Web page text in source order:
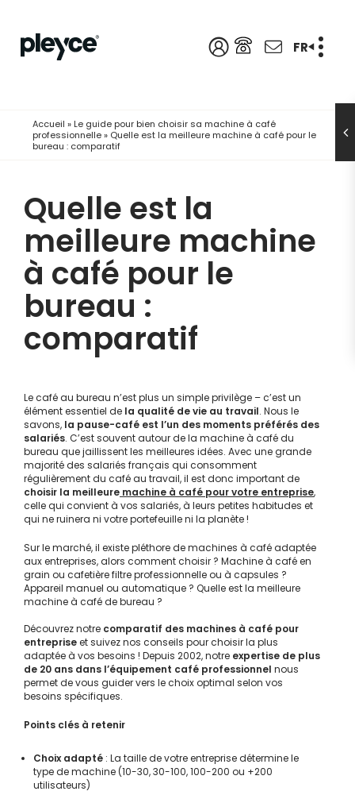
FR
Accueil » Le guide pour bien choisir sa machine à café
professionnelle» Quelle est la meilleure machine à café pour le
bureau : comparatif
Quelle est la
meilleure machine
à café pour le
bureau :
comparatif
Le café au bureau n’est plus un simple privilège – c’est un
élément essentiel de la qualité de vie au travail. Nous le
savons, la pause-café est l’un des moments préférés des
salariés. C’est souvent autour de la machine à café du
bureau que jaillissent les meilleures idées. Avec une grande
majorité des salariés français qui consomment
régulièrement du café au travail, il est donc important de
choisir la meilleure machine à café pour votre entreprise,
celle qui convient à vos salariés, à leurs petites habitudes et
qui ne ruinera ni votre portefeuille ni la planète !
Sur le marché, il existe pléthore de machines à café adaptée
aux entreprises, alors comment choisir ? Machine à café en
grain ou cafetière filtre professionnelle ou à capsules ?
Appareil manuel ou automatique ? Quelle est la meilleure
machine à café de bureau ?
Découvrez notre comparatif des machines à café pour
entrepriseet suivez nos conseils pour choisir la plus
adaptée à vos besoins ! Depuis 2002, notre expertise de plus
de 20 ans dans l’équipement café professionnel nous
permet de vous guider vers le choix optimal selon vos
besoins spécifiques.
Points clés à retenir
Choix adapté : La taille de votre entreprise détermine le
type de machine (10-30, 30-100, 100-200 ou +200
utilisateurs)